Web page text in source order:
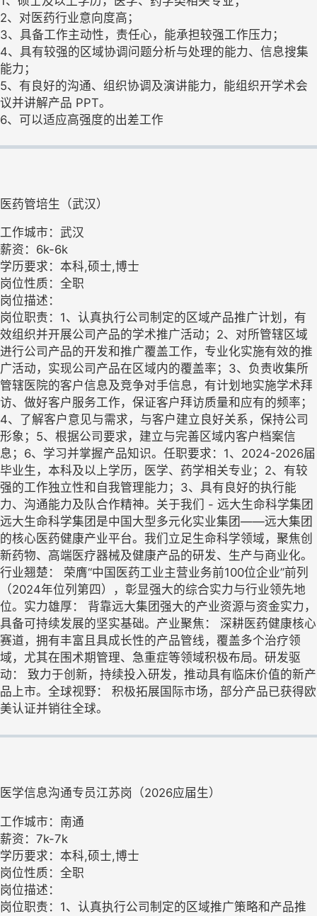
2、对医药行业意向度高；
3、具备工作主动性，责任心，能承担较强工作压力；
4、具有较强的区域协调问题分析与处理的能力、信息搜集
能力；
5、有良好的沟通、组织协调及演讲能力，能组织开学术会
议并讲解产品 PPT。
6、可以适应高强度的出差工作
医药管培生（武汉）
工作城市：武汉
薪资：6k-6k
学历要求：本科,硕士,博士
岗位性质：全职
岗位描述：
岗位职责：1、认真执行公司制定的区域产品推广计划，有
效组织并开展公司产品的学术推广活动；2、对所管辖区域
进行公司产品的开发和推广覆盖工作，专业化实施有效的推
广活动，实现公司产品在区域内的覆盖率；3、负责收集所
管辖医院的客户信息及竞争对手信息，有计划地实施学术拜
访、做好客户服务工作，保证客户拜访质量和应有的频率；
4、了解客户意见与需求，与客户建立良好关系，保持公司
形象；5、根据公司要求，建立与完善区域内客户档案信
息；6、学习并掌握产品知识。任职要求：1、2024-2026届
毕业生，本科及以上学历，医学、药学相关专业；2、有较
强的工作独立性和自我管理能力；3、具有良好的执行能
力、沟通能力及队合作精神。关于我们 - 远大生命科学集团
远大生命科学集团是中国大型多元化实业集团——远大集团
的核心医药健康产业平台。我们立足生命科学领域，聚焦创
新药物、高端医疗器械及健康产品的研发、生产与商业化。
行业翘楚： 荣膺“中国医药工业主营业务前100位企业”前列
（2024年位列第四），彰显强大的综合实力与行业领先地
位。实力雄厚： 背靠远大集团强大的产业资源与资金实力，
具备可持续发展的坚实基础。产业聚焦： 深耕医药健康核心
赛道，拥有丰富且具成长性的产品管线，覆盖多个治疗领
域，尤其在围术期管理、急重症等领域积极布局。研发驱
动： 致力于创新，持续投入研发，推动具有临床价值的新产
品上市。全球视野： 积极拓展国际市场，部分产品已获得欧
美认证并销往全球。
医学信息沟通专员江苏岗（2026应届生）
工作城市：南通
薪资：7k-7k
学历要求：本科,硕士,博士
岗位性质：全职
岗位描述：
岗位职责：1、认真执行公司制定的区域推广策略和产品推